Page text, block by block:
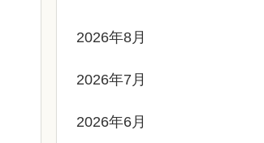
2026年8月
2026年7月
2026年6月